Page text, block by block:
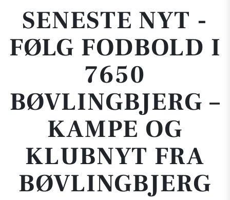
SENESTE NYT -
FØLG FODBOLD I
7650
BØVLINGBJERG –
KAMPE OG
KLUBNYT FRA
BØVLINGBJERG